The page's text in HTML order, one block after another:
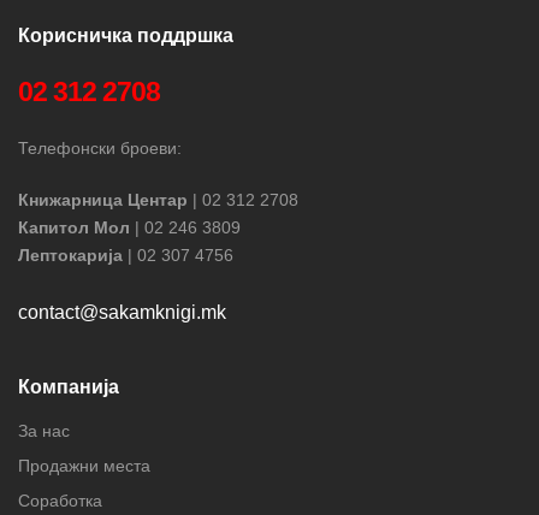
Корисничка поддршка
02 312 2708
Телефонски броеви:
Книжарница Центар | 02 312 2708
Капитол Мол | 02 246 3809
Лептокарија | 02 307 4756
contact@sakamknigi.mk
Компанија
За нас
Продажни места
Соработка